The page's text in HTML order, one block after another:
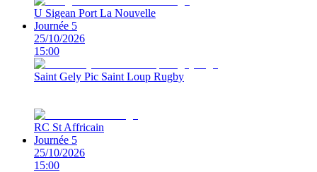
U Sigean Port La Nouvelle
Journée 5
25/10/2026
15:00
Saint Gely Pic Saint Loup Rugby
RC St Affricain
Journée 5
25/10/2026
15:00